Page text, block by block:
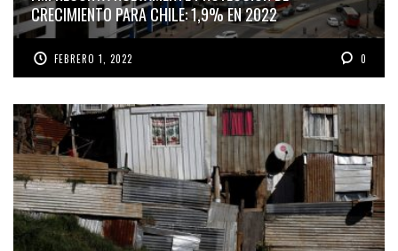
CRECIMIENTO PARA CHILE: 1,9% EN 2022
FEBRERO 1, 2022 0